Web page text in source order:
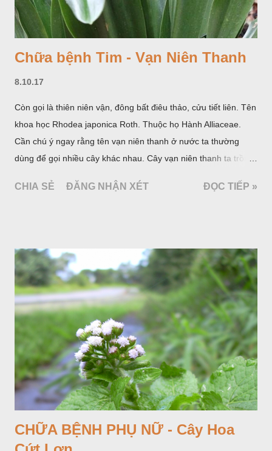
Chữa bệnh Tim - Vạn Niên Thanh
8.10.17
Còn gọi là thiên niên vận, đông bất điêu thảo, cửu tiết liên. Tên
khoa học Rhodea japonica Roth. Thuộc họ Hành Alliaceae.
Cần chú ý ngay rằng tên vạn niên thanh ở nước ta thường
dùng để gọi nhiều cây khác nhau. Cây vạn niên thanh ta trồng
Araceae. Còn cây vạn niên thanh giới thiệu ở đây thuộc họ
CHIA SẺ ĐĂNG NHẬN XÉT ĐỌC TIẾP »
CHỮA BỆNH PHỤ NỮ - Cây Hoa